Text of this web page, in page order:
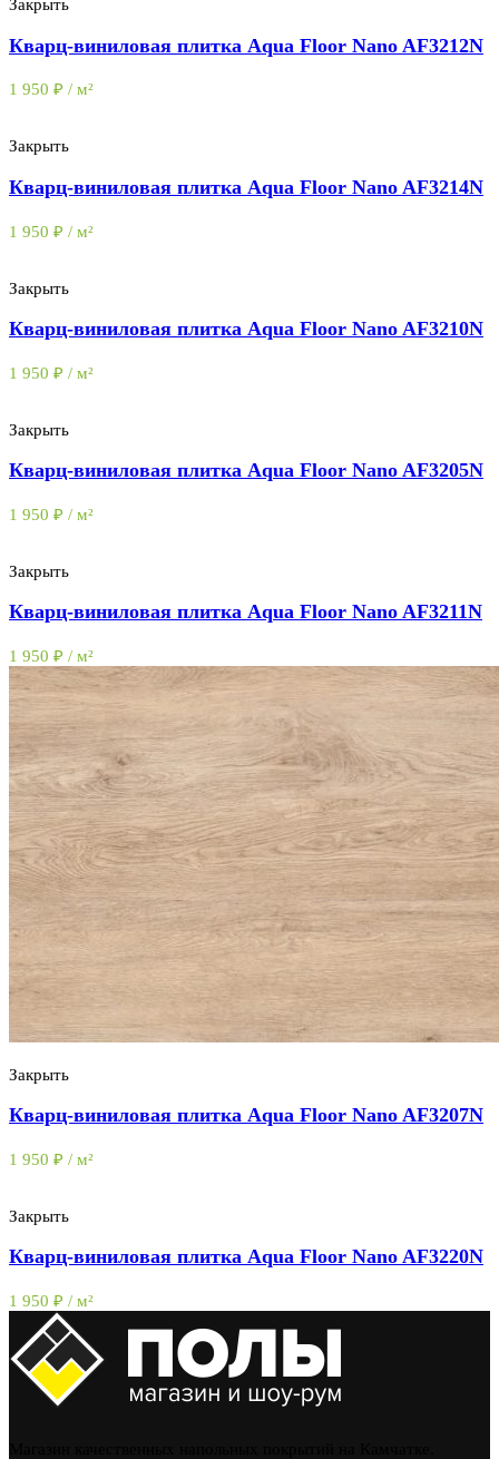
Закрыть
Кварц-виниловая плитка Aqua Floor Nano AF3212N
1 950 ₽ / м²
Закрыть
Кварц-виниловая плитка Aqua Floor Nano AF3214N
1 950 ₽ / м²
Закрыть
Кварц-виниловая плитка Aqua Floor Nano AF3210N
1 950 ₽ / м²
Закрыть
Кварц-виниловая плитка Aqua Floor Nano AF3205N
1 950 ₽ / м²
Закрыть
Кварц-виниловая плитка Aqua Floor Nano AF3211N
1 950 ₽ / м²
Закрыть
Кварц-виниловая плитка Aqua Floor Nano AF3207N
1 950 ₽ / м²
Закрыть
Кварц-виниловая плитка Aqua Floor Nano AF3220N
1 950 ₽ / м²